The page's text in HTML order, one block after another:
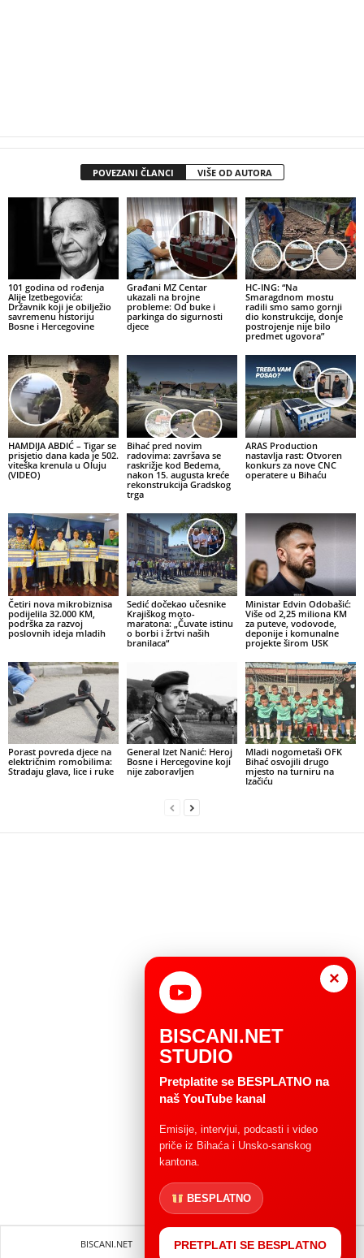
POVEZANI ČLANCI VIŠE OD AUTORA
101 godina od rođenja
Alije Izetbegovića:
Državnik koji je obilježio
savremenu historiju
Bosne i Hercegovine
Građani MZ Centar
ukazali na brojne
probleme: Od buke i
parkinga do sigurnosti
djece
HC-ING: “Na
Smaragdnom mostu
radili smo samo gornji
dio konstrukcije, donje
postrojenje nije bilo
predmet ugovora”
HAMDIJA ABDIĆ – Tigar se
prisjetio dana kada je 502.
viteška krenula u Oluju
(VIDEO)
Bihać pred novim
radovima: završava se
raskrižje kod Bedema,
nakon 15. augusta kreće
rekonstrukcija Gradskog
trga
ARAS Production
nastavlja rast: Otvoren
konkurs za nove CNC
operatere u Bihaću
Četiri nova mikrobiznisa
podijelila 32.000 KM,
podrška za razvoj
poslovnih ideja mladih
Sedić dočekao učesnike
Krajiškog moto-
maratona: „Čuvate istinu
o borbi i žrtvi naših
branilaca“
Ministar Edvin Odobašić:
Više od 2,25 miliona KM
za puteve, vodovode,
deponije i komunalne
projekte širom USK
Porast povreda djece na
električnim romobilima:
Stradaju glava, lice i ruke
General Izet Nanić: Heroj
Bosne i Hercegovine koji
nije zaboravljen
Mladi nogometaši OFK
Bihać osvojili drugo
mjesto na turniru na
Izačiću
BISCANI.NET Impressum Uvjeti korištenja
×
BISCANI.NET
STUDIO
Pretplatite se BESPLATNO na
naš YouTube kanal
Emisije, intervjui, podcasti i video
priče iz Bihaća i Unsko-sanskog
kantona.
BESPLATNO
PRETPLATI SE BESPLATNO